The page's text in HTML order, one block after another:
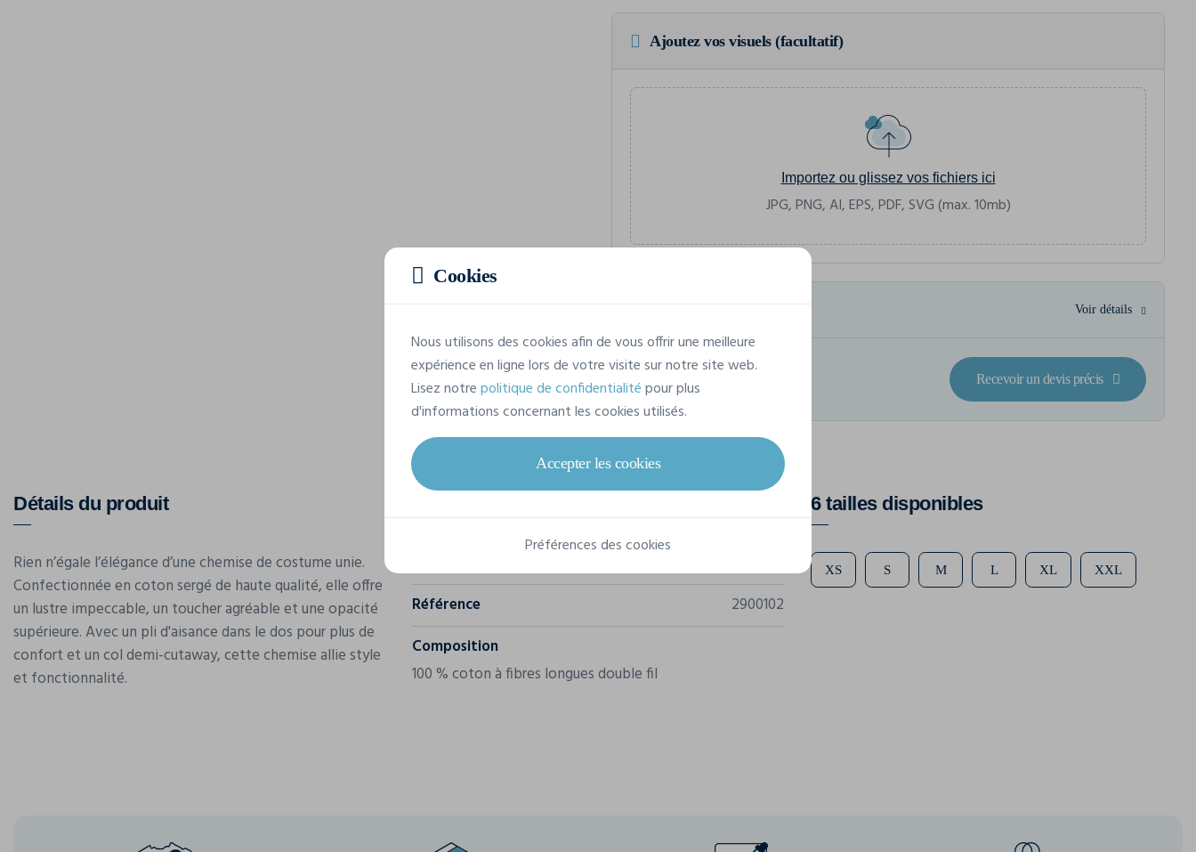
Ajoutez vos visuels (facultatif)
Importez ou glissez vos fichiers ici
JPG, PNG, AI, EPS, PDF, SVG (max. 10mb)
Prix estimatif Voir détails
113,84 € TTC /pièce
Soit un total de 683,02 € TTC
Recevoir un devis précis
Détails du produit
Rien n’égale l’élégance d’une chemise de costume unie.
Confectionnée en coton sergé de haute qualité, elle offre
un lustre impeccable, un toucher agréable et une opacité
supérieure. Avec un pli d'aisance dans le dos pour plus de
confort et un col demi-cutaway, cette chemise allie style
et fonctionnalité.
Référence
2900102
Composition
100 % coton à fibres longues double fil
6 tailles disponibles
XS S M L XL XXL
Cookies
Nous utilisons des cookies afin de vous offrir une meilleure
expérience en ligne lors de votre visite sur notre site web.
Lisez notrepolitique de confidentialitépour plus
d'informations concernant les cookies utilisés.
Accepter les cookies
Préférences des cookies